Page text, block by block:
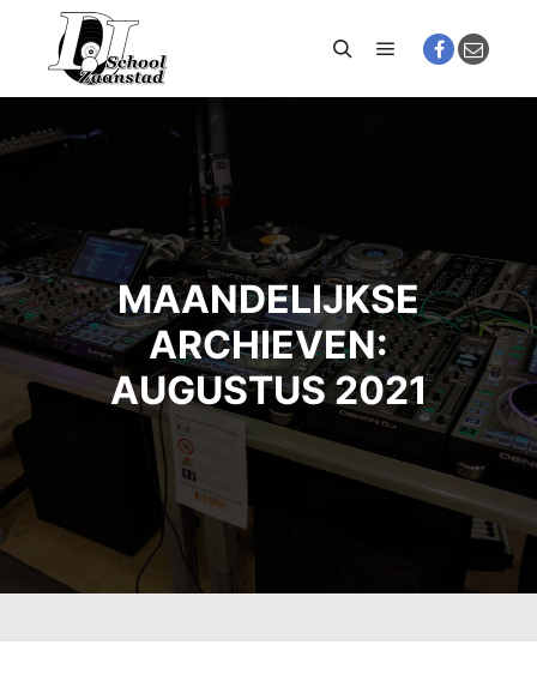
MAANDELIJKSE
ARCHIEVEN:
AUGUSTUS 2021